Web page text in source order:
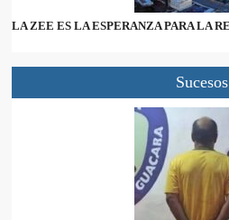
LA ZEE ES LA ESPERANZA PARA LA
Sucesos